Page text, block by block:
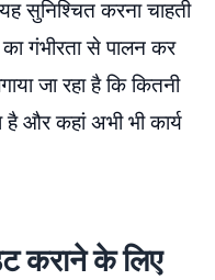
सुनिश्चित करना चाहती
का गंभीरता से पालन कर
जा रहा है कि कितनी
है और कहां अभी भी कार्य
कराने के लिए